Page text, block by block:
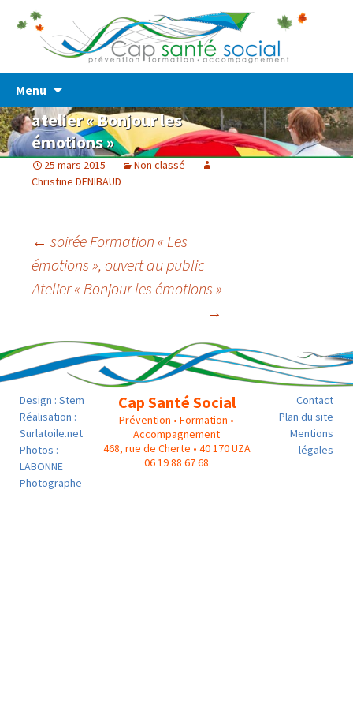
Cap Santé Social
Prévention – Formation – Accompagnement
Menu
content
atelier « Bonjour les
émotions »
25 mars 2015
Non classé
Christine DENIBAUD
Post
navigation
← soirée Formation « Les
émotions », ouvert au public
Atelier « Bonjour les émotions »
→
Design : Stem
Réalisation :
Surlatoile.net
Photos :
LABONNE
Photographe
Cap Santé Social
Prévention • Formation •
Accompagnement
468, rue de Cherte • 40 170 UZA
06 19 88 67 68
Contact
Plan du site
Mentions
légales